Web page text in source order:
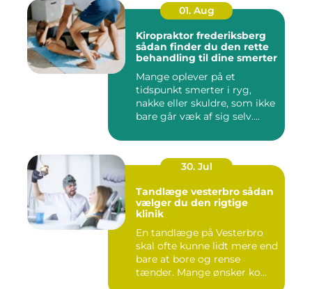
01. Aug
Kiropraktor frederiksberg
sådan finder du den rette
behandling til dine smerter
Mange oplever på et
tidspunkt smerter i ryg,
nakke eller skuldre, som ikke
bare går væk af sig selv....
30. Jul
Tandlæge vesterbro sådan
vælger du den rigtige
klinik
En tandlæge på Vesterbro
skal ofte kunne lidt mere end
bare at bore og rense
tænder. Mange ønsker ko...